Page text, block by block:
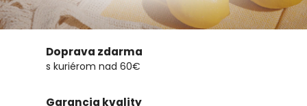
Doprava zdarma
s kuriérom nad 60€
Garancia kvality